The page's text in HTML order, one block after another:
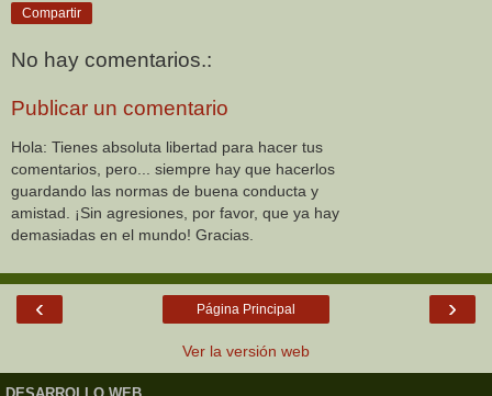
Compartir
No hay comentarios.:
Publicar un comentario
Hola: Tienes absoluta libertad para hacer tus
comentarios, pero... siempre hay que hacerlos
guardando las normas de buena conducta y
amistad. ¡Sin agresiones, por favor, que ya hay
demasiadas en el mundo! Gracias.
‹ ›
Página Principal
Ver la versión web